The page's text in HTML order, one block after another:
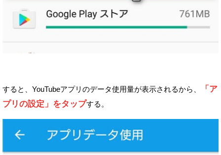
すると、YouTubeアプリのデータ使用量が表示されるから、
「ア
プリの設定」をタップする。